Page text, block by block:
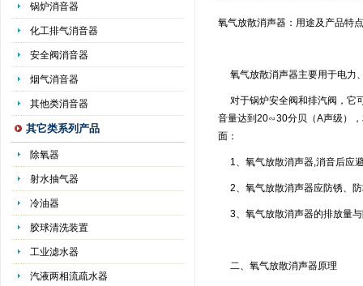
锅炉消音器
化工排气消音器
安全阀消音器
烟气消音器
其他类消音器
其它类系列产品
除氧器
射水抽气器
冷油器
胶球清洗装置
工业滤水器
汽液两相流疏水器
氧气放散消声器：用途及产品特点
氧气放散消声器主要用于电力
对于锅炉安全阀和排汽阀，它
音量达到20∽30分贝（A声级）
面：
1、氧气放散消声器,消音后应
2、氧气放散消声器应防锈、
3、氧气放散消声器的排放量
二、氧气放散消声器原理